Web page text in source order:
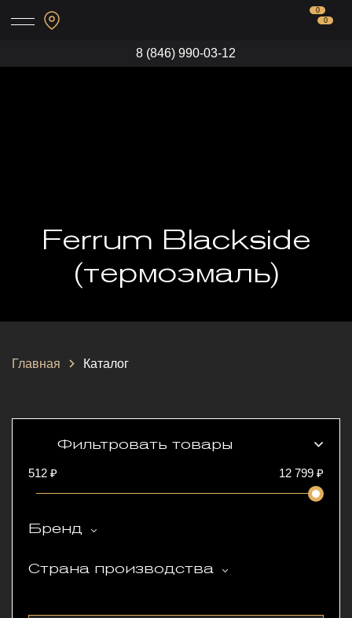
0
0
8 (846) 990-03-12
Ferrum Blackside
(термоэмаль)
Главная Каталог
Фильтровать товары
512 ₽ 12 799 ₽
Бренд
Страна производства